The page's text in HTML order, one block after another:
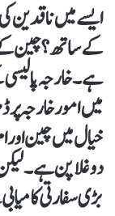
ایسے میں ناقدین
کے ساتھ؟ چین
ہے۔ خارجہ
میں امور خارجہ
خیال میں چین اور
دوغلا پن ہے۔ لیکن
بڑی سفارتی